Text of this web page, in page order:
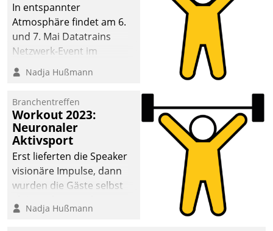
In entspannter
Atmosphäre findet am 6.
und 7. Mai Datatrains
Netzwerk-Event im
Kunden- und Partnerkreis
statt. Zentrale Frage: Wie
Mammutprojekte
meistern und Workloads
wuppen – bei zunehmend
anspruchsvollen
Aufgaben und
abnehmendem
Nadja Hußmann
Branchentreffen
Workout 2023:
Neuronaler
Aktivsport
Erst lieferten die Speaker
visionäre Impulse, dann
wurden die Gäste selbst
methodisch
Nadja Hußmann